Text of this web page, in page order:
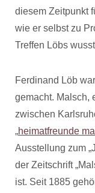
diesem Zeitpunkt
wie er selbst zu
Treffen Löbs
Ferdinand Löb
gemacht. Malsch,
zwischen
„heimatfreunde
Ausstellung zum
der Zeitschrift
ist. Seit 1885